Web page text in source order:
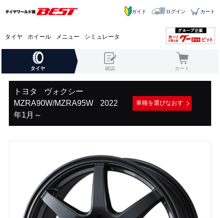
タイヤ ホイール メニュー シミュレータ
ガイド ログイン カート
タイヤ 確認 カート
トヨタ
ヴォクシー
MZRA90W/MZRA95W
2022
年1月～
車種を選びなおす